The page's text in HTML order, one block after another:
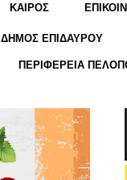
KΑΙΡΟΣ
ΔΗΜΟΣ ΕΠΙΔΑΥΡΟΥ
ΠΕΡΙΦΕΡΕΙΑ